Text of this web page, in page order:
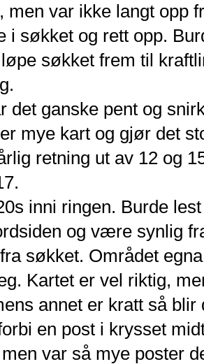
men var ikke langt opp
i søkket og rett opp.
søkket frem til
det ganske pent og
mye kart og gjør det
retning ut av 12 og
inni ringen. Burde
og være synlig
søkket. Området
Kartet er vel riktig,
annet er kratt så blir
en post i krysset
var så mye poster